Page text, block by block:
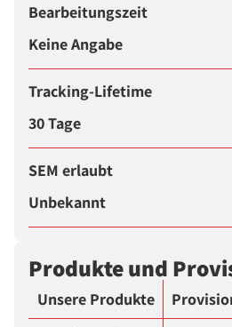
Bearbeitungszeit
Keine Angabe
Tracking-Lifetime
30 Tage
SEM erlaubt
Unbekannt
Produkte und
Unsere Produkte